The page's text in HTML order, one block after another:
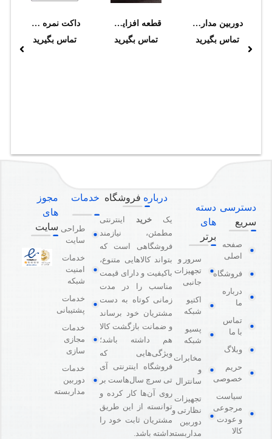
دوربین مداربسته تحت شبکه تیاندی مدل TC-C34XP W/E/Y/M/2.8mm/V4.0
تماس بگیرید
قطعه افزايشي دانوب
تماس بگیرید
داکت نمره 30*30 طرح چوب سوپيتا
تماس بگیرید
دسترسی
سریع
صفحه
اصلی
فروشگاه
درباره
ما
تماس
با ما
وبلاگ
حریم
خصوصی
سیاست
مرجوعی
و عودت
کالا
دسته
های
برتر
سرور و
تجهیزات
جانبی
اکتیو
شبکه
پسیو
شبکه
مخابرات
و
سانترال
تجهیزات
نظارتی و
دوربین
مداربسته
درباره فروشگاه
یک خریداینترنتی
مطمئن، نیازمند
فروشگاهی است که
بتواند کالاهایی متنوع،
باکیفیت و دارای قیمت
مناسب را در مدت
زمانی کوتاه به دست
مشتریان خود برساند
و ضمانت بازگشت کالا
هم داشته باشد؛
ویژگی‌هایی که
فروشگاه اینترنتی آی
تی سرچ سال‌هاست بر
روی آن‌ها کار کرده و
توانسته از این طریق
مشتریان ثابت خود را
داشته باشد.
خدمات
طراحی
سایت
خدمات
امنیت
شبکه
خدمات
پشتیبانی
خدمات
مجازی
سازی
خدمات
دوربین
مداربسته
مجوز
های
سایت